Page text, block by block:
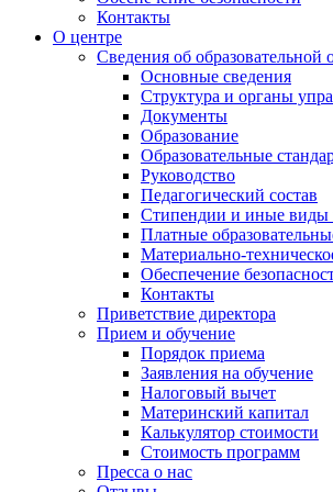
Контакты
О центре
Сведения об образовательной
Основные сведения
Структура и органы
Документы
Образование
Образовательные
Руководство
Педагогический состав
Стипендии и иные виды
Платные
Материально-
Обеспечение
Контакты
Приветствие директора
Прием и обучение
Порядок приема
Заявления на обучение
Налоговый вычет
Материнский капитал
Калькулятор стоимости
Стоимость программ
Пресса о нас